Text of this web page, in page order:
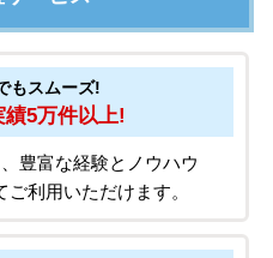
もスムーズ!
5万件以上!
豊富な経験とノウハウ
利用いただけます。